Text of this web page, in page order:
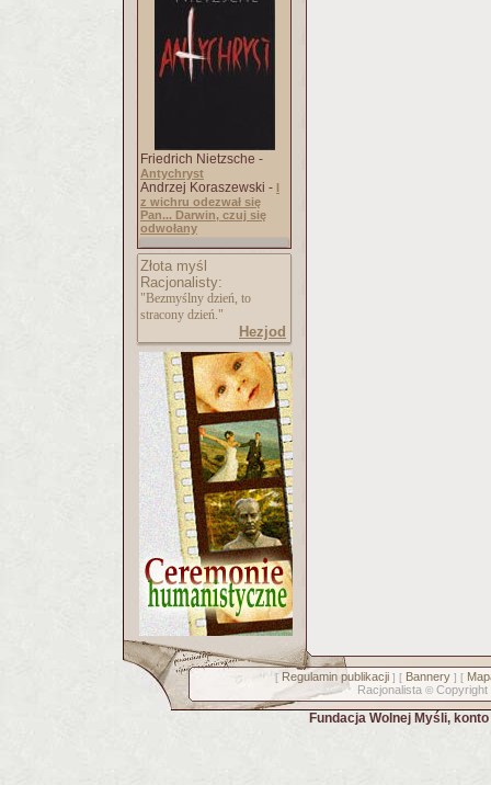
Friedrich Nietzsche -
Antychryst
Andrzej Koraszewski - I
z wichru odezwał się
Pan... Darwin, czuj się
odwołany
Złota myśl
Racjonalisty:
"Bezmyślny dzień, to
stracony dzień."
Hezjod
[ Regulamin publikacji] [ Bannery] [
Racjonalista © Copyright
Fundacja Wolnej Myśli,